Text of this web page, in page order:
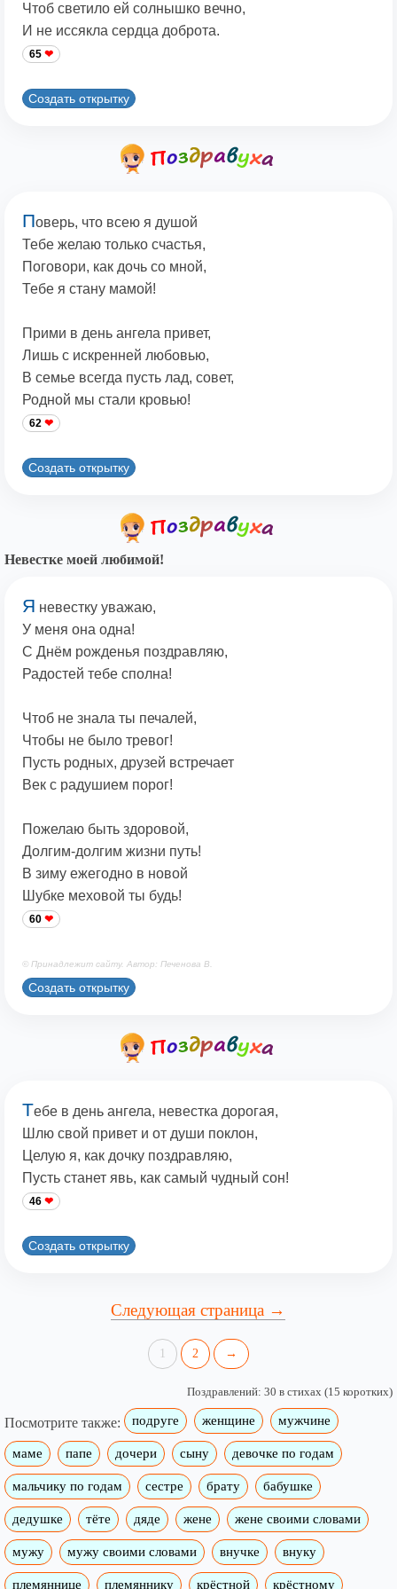
Чтоб светило ей солнышко вечно,
И не иссякла сердца добpота.
65
Создать открытку
Поверь, что всею я душой
Тебе желаю только счастья,
Поговори, как дочь со мной,
Тебе я стану мамой!
Прими в день ангела привет,
Лишь с искренней любовью,
В семье всегда пусть лад, совет,
Родной мы стали кровью!
62
Создать открытку
Невестке моей любимой!
Я невестку уважаю,
У меня она одна!
С Днём рожденья поздравляю,
Радостей тебе сполна!
Чтоб не знала ты печалей,
Чтобы не было тревог!
Пусть родных, друзей встречает
Век с радушием порог!
Пожелаю быть здоровой,
Долгим-долгим жизни путь!
В зиму ежегодно в новой
Шубке меховой ты будь!
60
© Принадлежит сайту. Автор: Печенова В.
Создать открытку
Тебе в день ангела, невестка дорогая,
Шлю свой привет и от души поклон,
Целую я, как дочку поздравляю,
Пусть станет явь, как самый чудный сон!
46
Создать открытку
Следующая страница →
1 2 →
Поздравлений: 30 в стихах (15 коротких)
Посмотрите также: подруге женщине мужчине
маме папе дочери сыну девочке по годам
мальчику по годам сестре брату бабушке
дедушке тёте дяде жене жене своими словами
мужу мужу своими словами внучке внуку
племяннице племяннику крёстной крёстному